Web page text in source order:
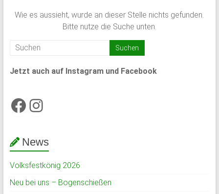
Wie es aussieht, wurde an dieser Stelle nichts gefunden.
Bitte nutze die Suche unten.
Jetzt auch auf Instagram und Facebook
Facebook
Instagram
News
Volksfestkönig 2026
Neu bei uns – Bogenschießen